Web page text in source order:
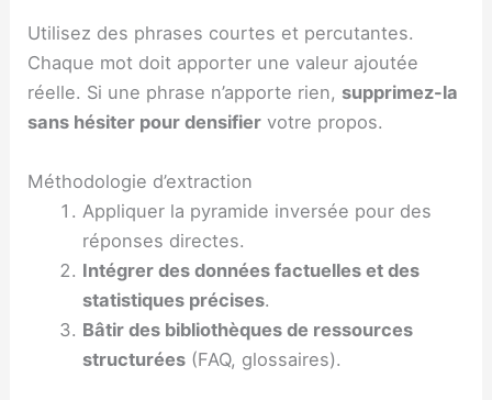
Utilisez des phrases courtes et percutantes.
Chaque mot doit apporter une valeur ajoutée
réelle. Si une phrase n’apporte rien, supprimez-la
sans hésiter pour densifier votre propos.
Méthodologie d’extraction
Appliquer la pyramide inversée pour des
réponses directes.
Intégrer des données factuelles et des
statistiques précises.
Bâtir des bibliothèques de ressources
structurées(FAQ, glossaires).